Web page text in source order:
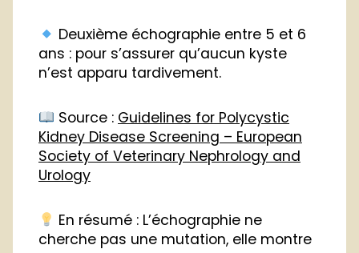
Deuxième échographie entre 5 et 6
ans : pour s’assurer qu’aucun kyste
n’est apparu tardivement.
Source : Guidelines for Polycystic
Kidney Disease Screening – European
Society of Veterinary Nephrology and
Urology
En résumé : L’échographie ne
cherche pas une mutation, elle montre